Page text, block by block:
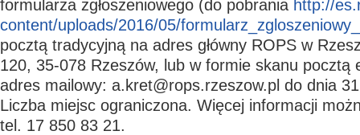
formularza zgłoszeniowego (do pobrania http://
content/uploads/2016/05/
pocztą tradycyjną na adres główny ROPS w
120, 35-078 Rzeszów, lub w formie skanu pocztą
adres mailowy: a.kret@rops.rzeszow.pl do dnia
Liczba miejsc ograniczona. Więcej informacji
tel. 17 850 83 21.